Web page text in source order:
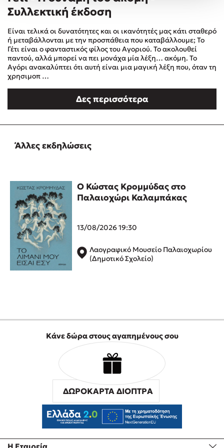
Δημοφιλή Άρθρα
3 βιβλία βασισμένα σε αληθινά γεγονότα!
Τεστ: Ποιο αστυνομικό βιβλίο σου ταιριάζει για το καλοκαίρι;
Ο εθισμός των παιδιών στις οθόνες δεν είναι «το πρόβλημα»
Μια λέξη που συχνά νιώθεις αλλά την αγνοείς
Συγχαρητήρια, Πέθανες! Μια ξενάγηση στον Άδη της
Εύκολη συνταγή για chicken BBQ pizza από τον Άκη
Πάνω, κάτω, μπροστά, πίσω; Κάνε το τεστ και ανακάλυψε την
τάση σου!
Προσεχείς εκδηλώσεις
Ο Κώστας Κρομμύδας στο Παλαιοχώρι Καλαμπάκας
Ο Κώστας Κρομμύδας και η Μαρίνα Γιώτη στη Νικήτη
Χαλκιδικής
Ο Βαγγέλης Ηλιόπουλος & η Τζένη Κουτσοδημητροπούλου στο
54o Φεστιβάλ Βιβλίου στο Πεδίον του Άρεως
Συλλεκτική έκδοση
Είναι τελικά οι δυνατότητες και οι ικανότητές μας κάτι σταθερό
ή μεταβάλλονται με την προσπάθεια που καταβάλλουμε; Το
Γέτι είναι ο φανταστικός φίλος του Αγοριού. Το ακολουθεί
παντού, αλλά μπορεί να πει μονάχα μία λέξη… ακόμη. Το
Αγόρι ανακαλύπτει ότι αυτή είναι μια μαγική λέξη που, όταν τη
χρησιμοπ …
Δες περισσότερα
Άλλες εκδηλώσεις
Ο Κώστας Κρομμύδας στο
Παλαιοχώρι Καλαμπάκας
13/08/2026 19:30
Λαογραφικό Μουσείο Παλαιοχωρίου
(Δημοτικό Σχολείο)
Κάνε δώρα στους αγαπημένους σου
ΔΩΡΟΚΑΡΤΑ ΔΙΟΠΤΡΑ